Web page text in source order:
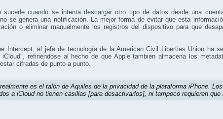
sucede cuando se intenta descargar otro tipo de datos desde una
se genera una notificación. La mejor forma de evitar que esta
o eliminar manualmente los registros del dispositivo para que
Intercept, el jefe de tecnología de la American Civil Liberties Union ha
refiriéndose al hecho de que Apple también almacena los
cifradas de punto a punto.
es el talón de Aquiles de la privacidad de la plataforma iPhone.
a iCloud no tienen casillas [para desactivarlos], ni tampoco requieren que